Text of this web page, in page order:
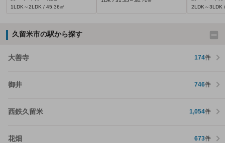
1LDK～2LDK / 45.36㎡
2LDK～3LDK
久留米市の駅から探す
大善寺 174件
御井 746件
西鉄久留米 1,054件
花畑 673件